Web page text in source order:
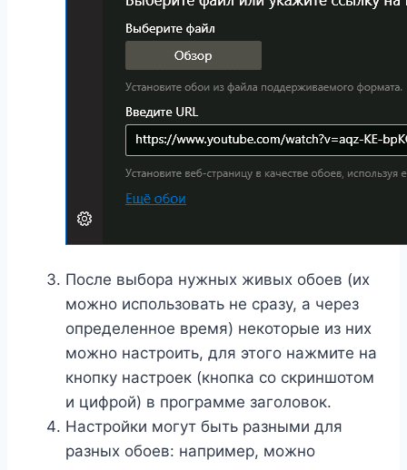
После выбора нужных живых обоев (их
можно использовать не сразу, а через
определенное время) некоторые из них
можно настроить, для этого нажмите на
кнопку настроек (кнопка со скриншотом
и цифрой) в программе заголовок.
Настройки могут быть разными для
разных обоев: например, можно